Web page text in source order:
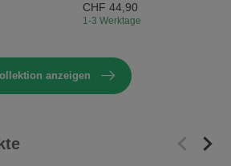
CHF 44,90
1-3 Werktage
anzeigen